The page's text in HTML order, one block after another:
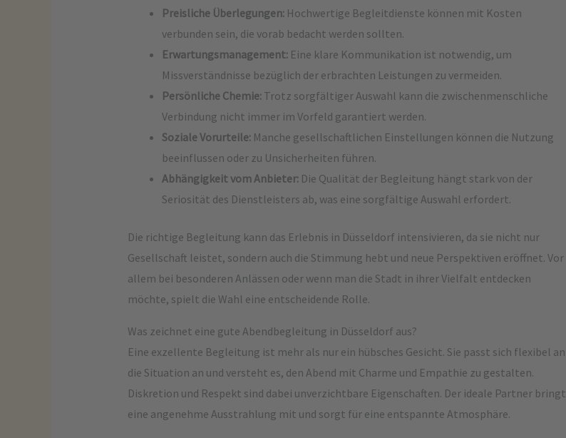
Preisliche Überlegungen:Hochwertige Begleitdienste können mit Kosten
verbunden sein, die vorab bedacht werden sollten.
Erwartungsmanagement:Eine klare Kommunikation ist notwendig, um
Missverständnisse bezüglich der erbrachten Leistungen zu vermeiden.
Persönliche Chemie:Trotz sorgfältiger Auswahl kann die zwischenmenschliche
Verbindung nicht immer im Vorfeld garantiert werden.
Soziale Vorurteile:Manche gesellschaftlichen Einstellungen können die Nutzung
beeinflussen oder zu Unsicherheiten führen.
Abhängigkeit vom Anbieter:Die Qualität der Begleitung hängt stark von der
Seriosität des Dienstleisters ab, was eine sorgfältige Auswahl erfordert.
Die richtige Begleitung kann das Erlebnis in Düsseldorf intensivieren, da sie nicht nur
Gesellschaft leistet, sondern auch die Stimmung hebt und neue Perspektiven eröffnet. Vor
allem bei besonderen Anlässen oder wenn man die Stadt in ihrer Vielfalt entdecken
möchte, spielt die Wahl eine entscheidende Rolle.
Was zeichnet eine gute Abendbegleitung in Düsseldorf aus?
Eine exzellente Begleitung ist mehr als nur ein hübsches Gesicht. Sie passt sich flexibel an
die Situation an und versteht es, den Abend mit Charme und Empathie zu gestalten.
Diskretion und Respekt sind dabei unverzichtbare Eigenschaften. Der ideale Partner bringt
eine angenehme Ausstrahlung mit und sorgt für eine entspannte Atmosphäre.